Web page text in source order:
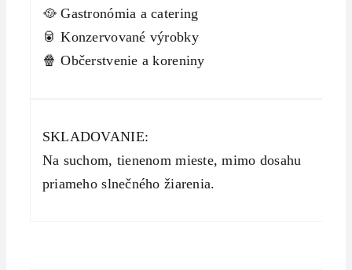
🥘 Gastronómia a catering
🥫 Konzervované výrobky
🍿 Občerstvenie a koreniny
SKLADOVANIE:
Na suchom, tienenom mieste, mimo dosahu
priameho slnečného žiarenia.